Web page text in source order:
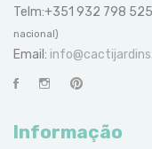
Telm:+351 932 798
nacional)
Email:
Informação